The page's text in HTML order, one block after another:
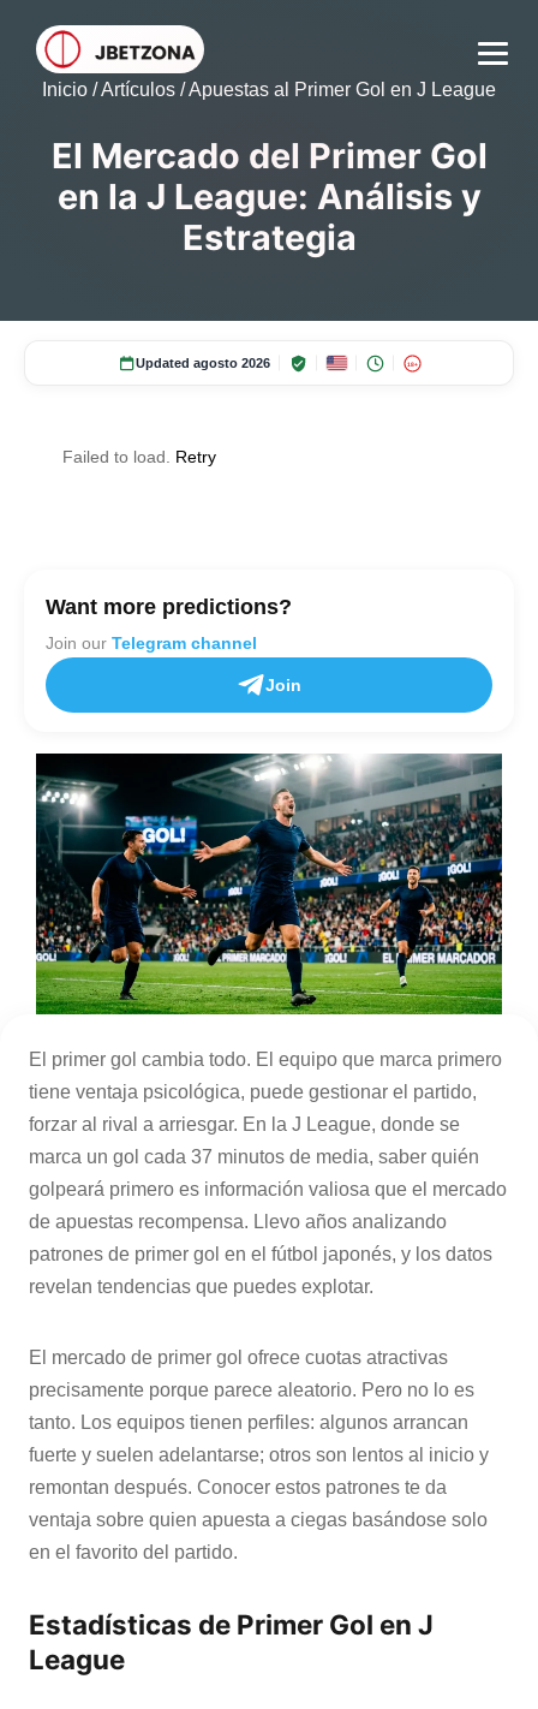
Inicio /Artículos /Apuestas al Primer Gol en J League
El Mercado del Primer Gol
en la J League: Análisis y
Estrategia
Updated agosto 2026 18+
Failed to load. Retry
Want more predictions?
Join our Telegram channel
Join
El primer gol cambia todo. El equipo que marca primero
tiene ventaja psicológica, puede gestionar el partido,
forzar al rival a arriesgar. En la J League, donde se
marca un gol cada 37 minutos de media, saber quién
golpeará primero es información valiosa que el mercado
de apuestas recompensa. Llevo años analizando
patrones de primer gol en el fútbol japonés, y los datos
revelan tendencias que puedes explotar.
El mercado de primer gol ofrece cuotas atractivas
precisamente porque parece aleatorio. Pero no lo es
tanto. Los equipos tienen perfiles: algunos arrancan
fuerte y suelen adelantarse; otros son lentos al inicio y
remontan después. Conocer estos patrones te da
ventaja sobre quien apuesta a ciegas basándose solo
en el favorito del partido.
Estadísticas de Primer Gol en J
League